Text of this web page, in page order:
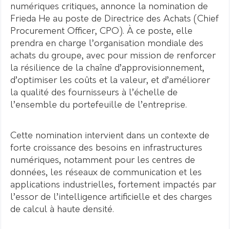
numériques critiques, annonce la nomination de
Frieda He au poste de Directrice des Achats (Chief
Procurement Officer, CPO). À ce poste, elle
prendra en charge l’organisation mondiale des
achats du groupe, avec pour mission de renforcer
la résilience de la chaîne d’approvisionnement,
d’optimiser les coûts et la valeur, et d’améliorer
la qualité des fournisseurs à l’échelle de
l’ensemble du portefeuille de l’entreprise.
Cette nomination intervient dans un contexte de
forte croissance des besoins en infrastructures
numériques, notamment pour les centres de
données, les réseaux de communication et les
applications industrielles, fortement impactés par
l’essor de l’intelligence artificielle et des charges
de calcul à haute densité.